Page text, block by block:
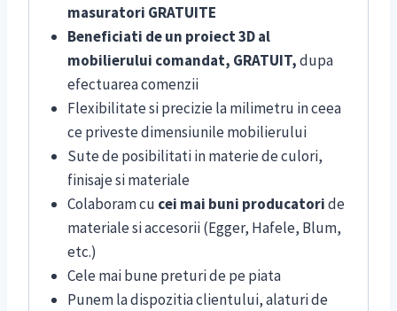
masuratori GRATUITE
Beneficiati de un proiect 3D al
mobilierului comandat, GRATUIT,dupa
efectuarea comenzii
Flexibilitate si precizie la milimetru in ceea
ce priveste dimensiunile mobilierului
Sute de posibilitati in materie de culori,
finisaje si materiale
Colaboram cu cei mai buni producatoride
materiale si accesorii (Egger, Hafele, Blum,
etc.)
Cele mai bune preturi de pe piata
Punem la dispozitia clientului, alaturi de